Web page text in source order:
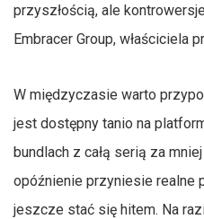
przyszłością, ale
Embracer Group, właściciela
W międzyczasie warto
jest dostępny tanio na
bundlach z całą serią za
opóźnienie przyniesie realne
jeszcze stać się hitem. Na